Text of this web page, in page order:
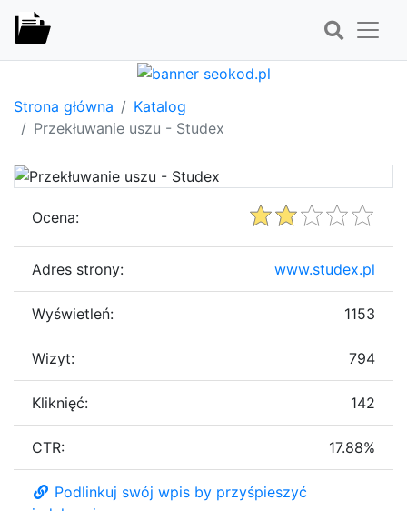
Strona główna
Katalog
Przekłuwanie uszu - Studex
Ocena:
Adres strony: www.studex.pl
Wyświetleń: 1153
Wizyt: 794
Kliknięć: 142
CTR: 17.88%
Podlinkuj swój wpis by przyśpieszyć